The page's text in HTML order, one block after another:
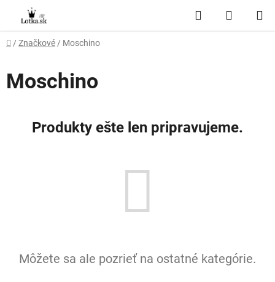
obsah
Hľadať
KOŠÍK
Domov
/ Značkové / Moschino
Moschino
Produkty ešte len pripravujeme.
Môžete sa ale pozrieť na ostatné kategórie.